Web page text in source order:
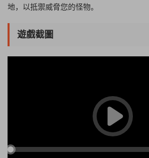
地，以抵禦威脅您的怪物。
遊戲截圖